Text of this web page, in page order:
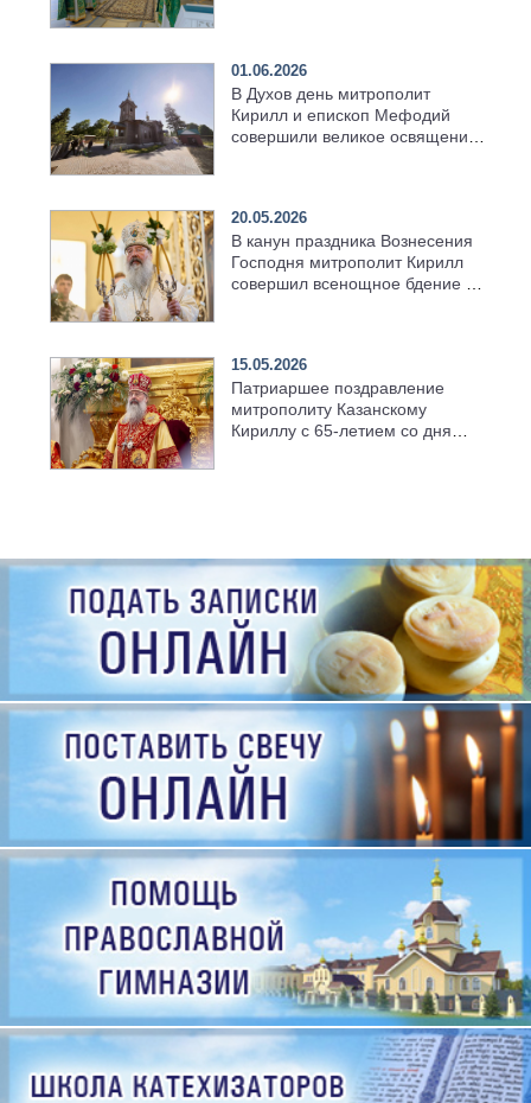
01.06.2026
В Духов день митрополит
Кирилл и епископ Мефодий
совершили великое освящение
20.05.2026
В канун праздника Вознесения
Господня митрополит Кирилл
совершил всенощное бдение в
15.05.2026
Патриаршее поздравление
митрополиту Казанскому
Кириллу с 65-летием со дня